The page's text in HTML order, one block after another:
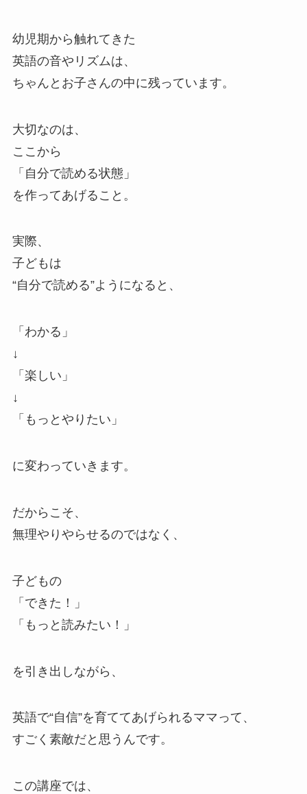
幼児期から触れてきた
英語の音やリズムは、
ちゃんとお子さんの中に残っています。
大切なのは、
ここから
「自分で読める状態」
を作ってあげること。
実際、
子どもは
“自分で読める”ようになると、
「わかる」
↓
「楽しい」
↓
「もっとやりたい」
に変わっていきます。
だからこそ、
無理やりやらせるのではなく、
子どもの
「できた！」
「もっと読みたい！」
を引き出しながら、
英語で“自信”を育ててあげられるママって、
すごく素敵だと思うんです。
この講座では、